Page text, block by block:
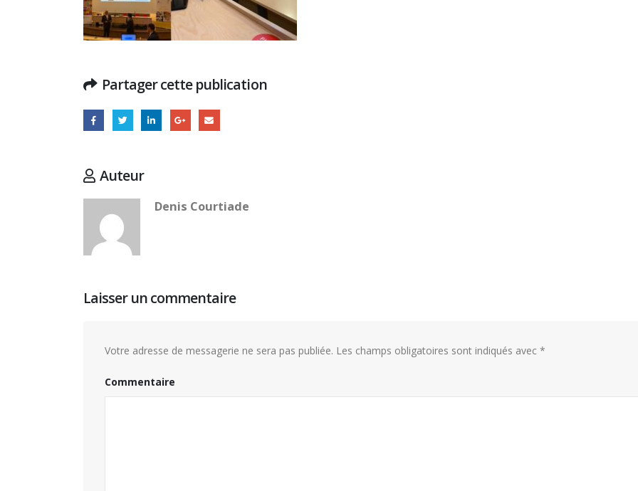
Partager cette publication
Auteur
Denis Courtiade
Laisser un commentaire
Votre adresse de messagerie ne sera pas publiée. Les champs obligatoires sont indiqués avec *
Commentaire